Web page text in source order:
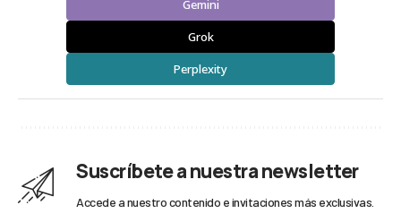
Gemini
Grok
Perplexity
Suscríbete a nuestra newsletter
Accede a nuestro contenido e invitaciones más exclusivas.